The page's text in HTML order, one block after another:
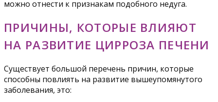
можно отнести к признакам подобного недуга.
ПРИЧИНЫ, КОТОРЫЕ ВЛИЯЮТ
НА РАЗВИТИЕ ЦИРРОЗА ПЕЧЕНИ
Существует большой перечень причин, которые
способны повлиять на развитие вышеупомянутого
заболевания, это: